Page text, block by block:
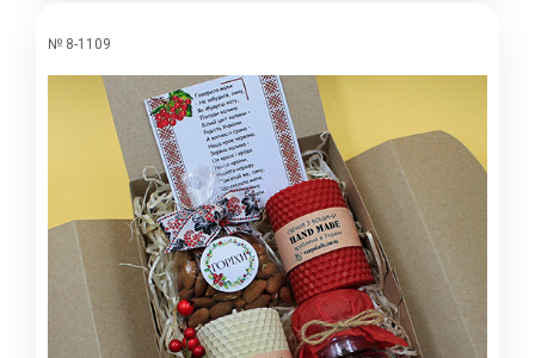
№ 8-1109